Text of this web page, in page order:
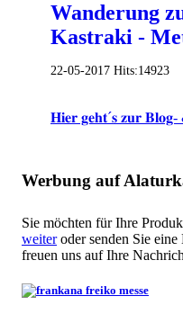
Wanderung
Kastraki -
22-05-2017 Hits:14923
𝐇𝐢𝐞𝐫 𝐠𝐞𝐡𝐭´𝐬 𝐳𝐮𝐫 𝐁𝐥𝐨𝐠-
Werbung auf
Sie möchten für Ihre
weiteroder senden Sie eine
freuen uns auf Ihre